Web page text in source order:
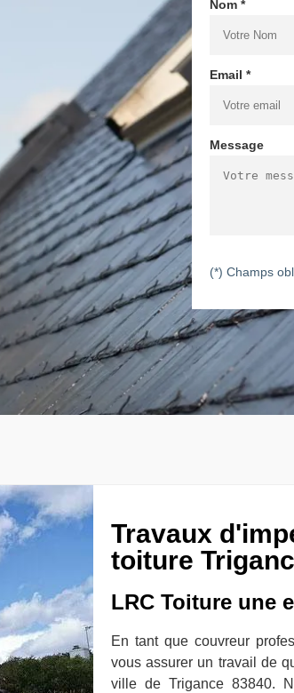
Nom *
Email *
Message
(*) Champs
Travaux
toiture
LRC Toiture une
En tant que couvreur
vous assurer un travail de
ville de Trigance 83840.